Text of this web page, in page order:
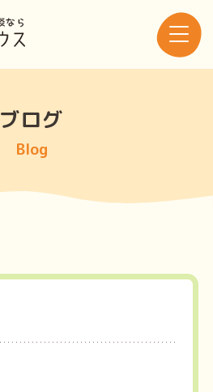
ブログ
Blog